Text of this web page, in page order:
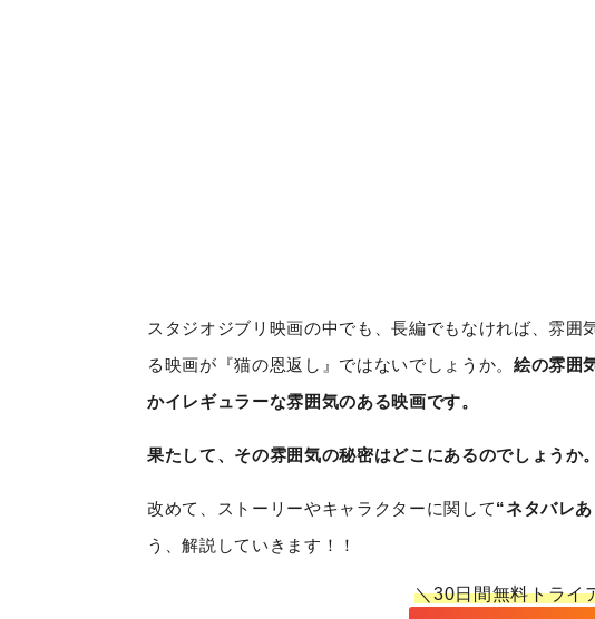
スタジオジブリ映画の中でも、長編でもなければ、雰
る映画が『猫の恩返し』ではないでしょうか。 絵の雰囲
かイレギュラーな雰囲気のある映画です。
果たして、その雰囲気の秘密はどこにあるのでしょうか。
改めて、ストーリーやキャラクターに関して“ネタバレ
う、解説していきます！！
＼30日間無料トライ